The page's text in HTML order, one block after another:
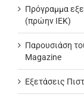
Πρόγραμμα
(πρώην ΙΕΚ)
Παρουσιάση
Magazine
Εξετάσεις